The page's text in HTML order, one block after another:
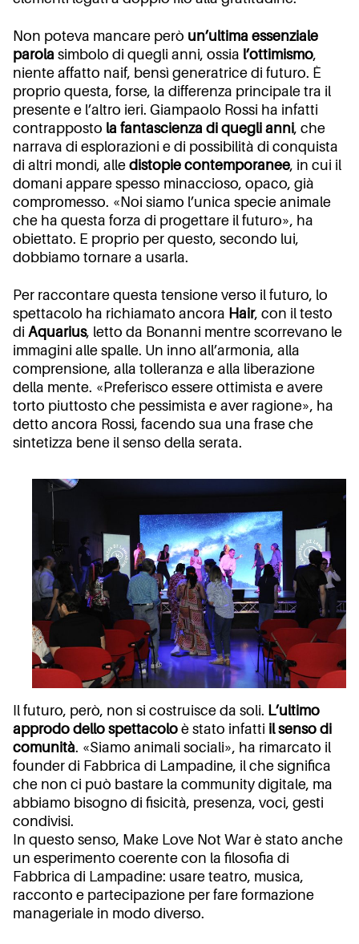
Non poteva mancare però un’ultima essenziale
parola simbolo di quegli anni, ossia l’ottimismo,
niente affatto naif, bensì generatrice di futuro. È
proprio questa, forse, la differenza principale tra il
presente e l’altro ieri. Giampaolo Rossi ha infatti
contrapposto la fantascienza di quegli anni, che
narrava di esplorazioni e di possibilità di conquista
di altri mondi, alle distopie contemporanee, in cui il
domani appare spesso minaccioso, opaco, già
compromesso. «Noi siamo l’unica specie animale
che ha questa forza di progettare il futuro», ha
obiettato. E proprio per questo, secondo lui,
dobbiamo tornare a usarla.
Per raccontare questa tensione verso il futuro, lo
spettacolo ha richiamato ancora Hair, con il testo
di Aquarius, letto da Bonanni mentre scorrevano le
immagini alle spalle. Un inno all’armonia, alla
comprensione, alla tolleranza e alla liberazione
della mente. «Preferisco essere ottimista e avere
torto piuttosto che pessimista e aver ragione», ha
detto ancora Rossi, facendo sua una frase che
sintetizza bene il senso della serata.
Il futuro, però, non si costruisce da soli. L’ultimo
approdo dello spettacolo è stato infatti il senso di
comunità. «Siamo animali sociali», ha rimarcato il
founder di Fabbrica di Lampadine, il che significa
che non ci può bastare la community digitale, ma
abbiamo bisogno di fisicità, presenza, voci, gesti
condivisi.
In questo senso, Make Love Not War è stato anche
un esperimento coerente con la filosofia di
Fabbrica di Lampadine: usare teatro, musica,
racconto e partecipazione per fare formazione
manageriale in modo diverso.